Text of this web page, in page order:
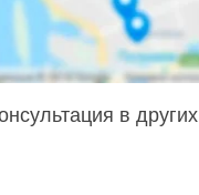
в других